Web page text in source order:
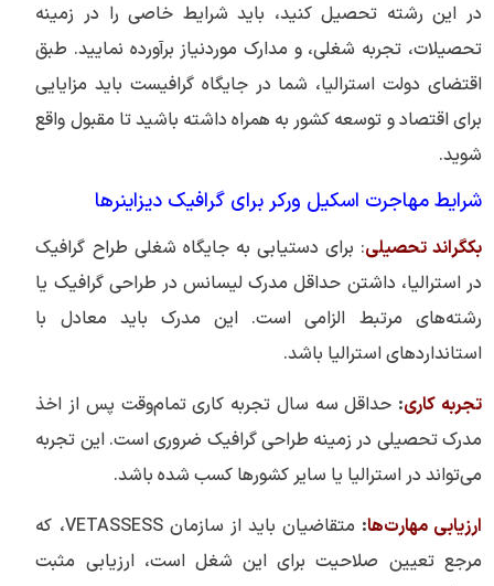
در این رشته تحصیل کنید، باید شرایط خاصی را در زمینه
تحصیلات، تجربه شغلی، و مدارک موردنیاز برآورده نمایید. طبق
اقتضای دولت استرالیا، شما در جایگاه گرافیست باید مزایایی
برای اقتصاد و توسعه کشور به همراه داشته باشید تا مقبول واقع
شوید.
شرایط مهاجرت اسکیل ورکر برای گرافیک دیزاینرها
بکگراند تحصیلی: برای دستیابی به جایگاه شغلی طراح گرافیک
در استرالیا، داشتن حداقل مدرک لیسانس در طراحی گرافیک یا
رشته‌های مرتبط الزامی است. این مدرک باید معادل با
استانداردهای استرالیا باشد.
تجربه کاری: حداقل سه سال تجربه کاری تمام‌وقت پس از اخذ
مدرک تحصیلی در زمینه طراحی گرافیک ضروری است. این تجربه
می‌تواند در استرالیا یا سایر کشورها کسب شده باشد.
ارزیابی مهارت‌ها:
متقاضیان باید از سازمان VETASSESS، که
مرجع تعیین صلاحیت برای این شغل است، ارزیابی مثبت